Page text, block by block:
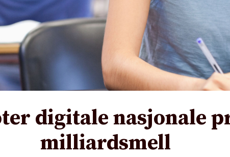
digitale nasjonale
milliardsmell